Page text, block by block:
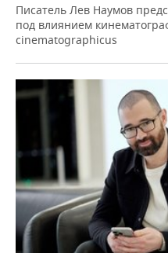
Писатель Лев Наумов
под влиянием
cinematographicus